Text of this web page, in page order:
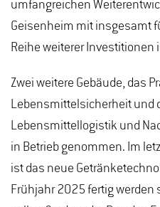
umfangreichen
Geisenheim mit insgesamt
Reihe weiterer Investitionen
Zwei weitere Gebäude, das
Lebensmittelsicherheit und
Lebensmittellogistik und
in Betrieb genommen. Im
ist das neue
Frühjahr 2025 fertig werden